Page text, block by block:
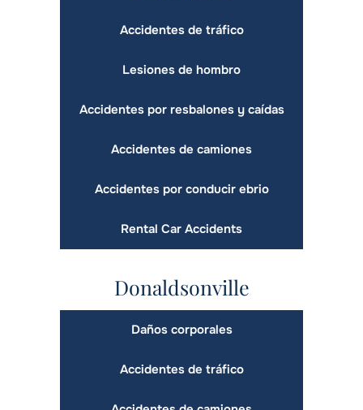
Accidentes de tráfico
Lesiones de hombro
Accidentes por resbalones y caídas
Accidentes de camiones
Accidentes por conducir ebrio
Rental Car Accidents
Donaldsonville
Daños corporales
Accidentes de tráfico